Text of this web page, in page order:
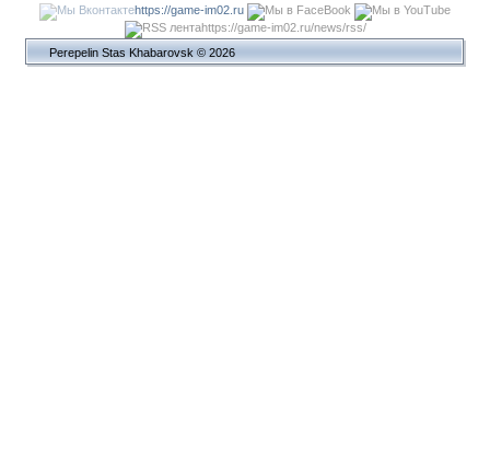
https://game-im02.ru
https://game-im02.ru/news/rss/
Perepelin Stas Khabarovsk © 2026